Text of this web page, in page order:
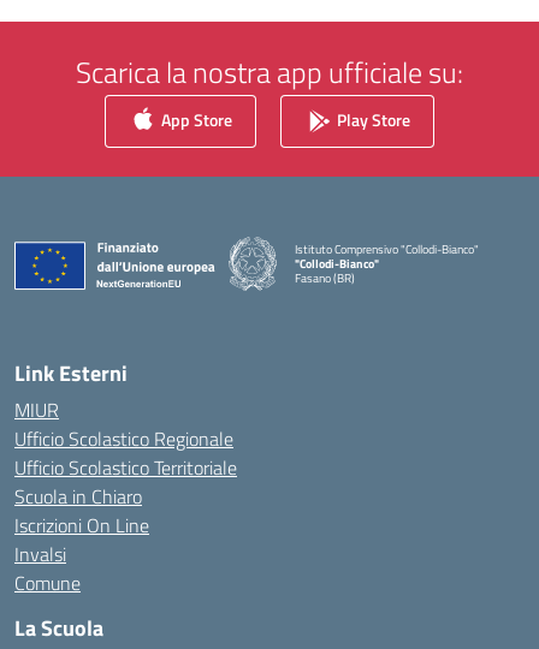
Scarica la nostra app ufficiale su:
App Store Play Store
Istituto Comprensivo "Collodi-Bianco"
"Collodi-Bianco"
Fasano (BR)
Link Esterni
MIUR
Ufficio Scolastico Regionale
Ufficio Scolastico Territoriale
Scuola in Chiaro
Iscrizioni On Line
Invalsi
Comune
La Scuola